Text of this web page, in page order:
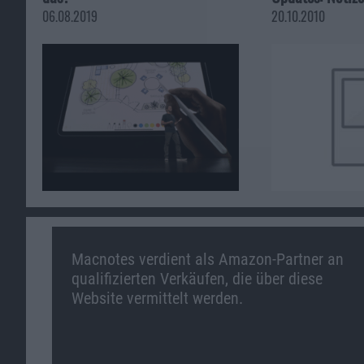
06.08.2019 20.10.2010
Macnotes verdient als Amazon-Partner an
qualifizierten Verkäufen, die über diese
Website vermittelt werden.